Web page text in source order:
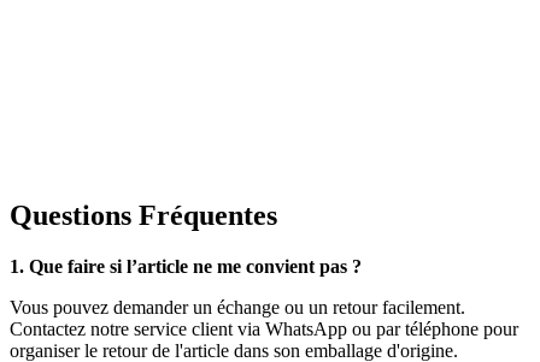
Questions Fréquentes
1. Que faire si l’article ne me convient pas ?
Vous pouvez demander un échange ou un retour facilement.
Contactez notre service client via WhatsApp ou par téléphone pour
organiser le retour de l'article dans son emballage d'origine.